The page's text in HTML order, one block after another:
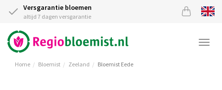
Versgarantie bloemen
altijd 7 dagen versgarantie
Home Bloemist Zeeland Bloemist Eede